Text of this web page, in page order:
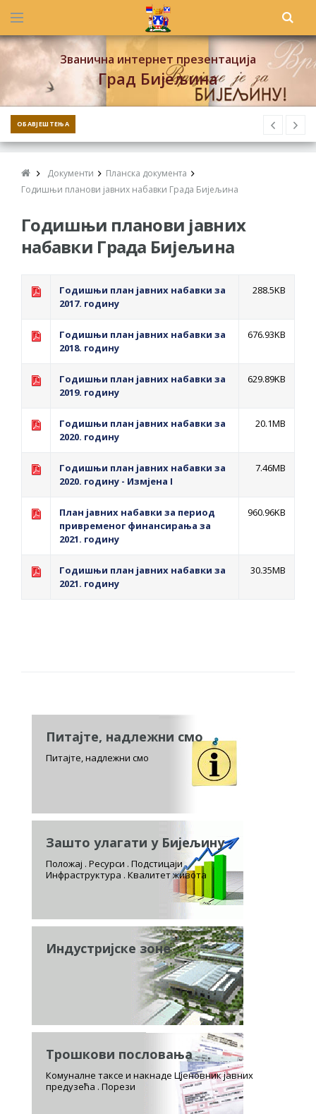
Званична интернет презентација
Град Бијељина
ОБАВЈЕШТЕЊА
Документи
Планска документа
Годишњи планови јавних набавки Града Бијељина
Годишњи планови јавних
набавки Града Бијељина
Годишњи план јавних набавки за
2017. годину
288.5KB
Годишњи план јавних набавки за
2018. годину
676.93KB
Годишњи план јавних набавки за
2019. годину
629.89KB
Годишњи план јавних набавки за
2020. годину
20.1MB
Годишњи план јавних набавки за
2020. годину - Измјена I
7.46MB
План јавних набавки за период
привременог финансирања за
2021. годину
960.96KB
Годишњи план јавних набавки за
2021. годину
30.35MB
Питајте, надлежни смо
Питајте, надлежни смо
Зашто улагати у Бијељину
Положај . Ресурси . Подстицаји
Инфраструктура . Квалитет живота
Индустријске зоне
Трошкови пословања
Комуналне таксе и накнаде Цјеновник јавних
предузећа . Порези